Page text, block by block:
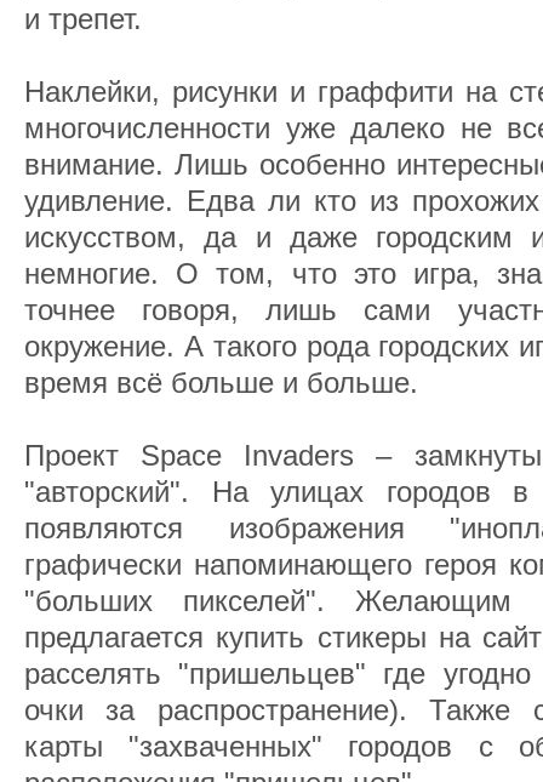
и трепет.
Наклейки, рисунки и граффити на
многочисленности уже далеко не
внимание. Лишь особенно
удивление. Едва ли кто из прохожих
искусством, да и даже городским
немногие. О том, что это игра,
точнее говоря, лишь сами
окружение. А такого рода городских
время всё больше и больше.
Проект Space Invaders –
"авторский". На улицах городов
появляются изображения
графически напоминающего героя
"больших пикселей". Желающим
предлагается купить стикеры на
расселять "пришельцев" где
очки за распространение). Также
карты "захваченных" городов с